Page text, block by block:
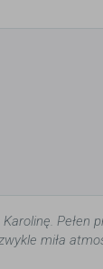
Pełen
miła